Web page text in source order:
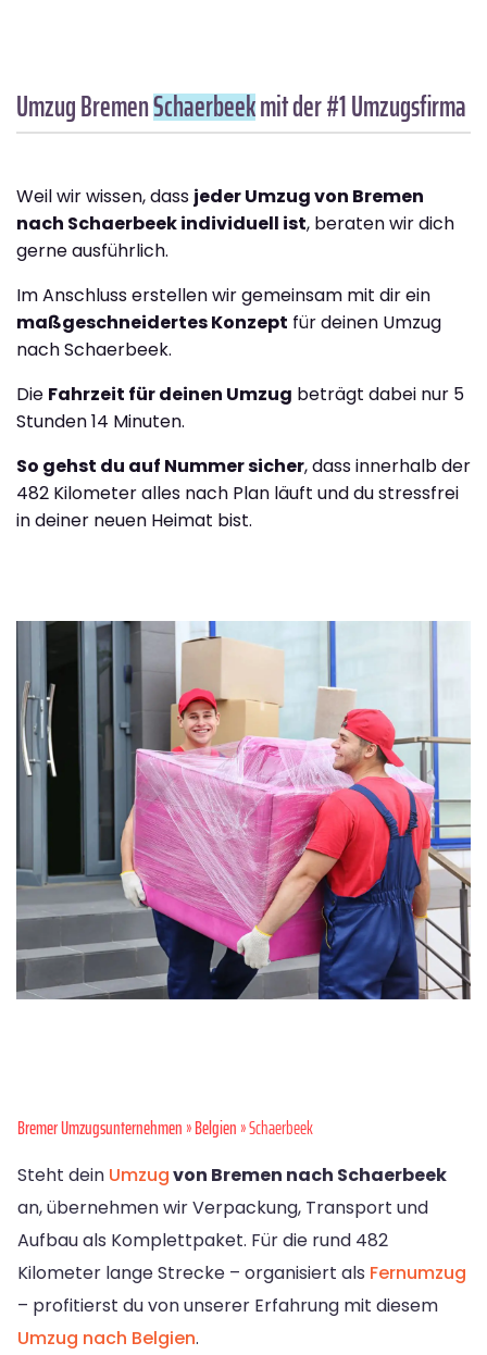
Umzug BremenSchaerbeekmit der #1 Umzugsfirma
Weil wir wissen, dass jeder Umzug von Bremen
nach Schaerbeek individuell ist, beraten wir dich
gerne ausführlich.
Im Anschluss erstellen wir gemeinsam mit dir ein
maßgeschneidertes Konzept für deinen Umzug
nach Schaerbeek.
Die Fahrzeit für deinen Umzug beträgt dabei nur 5
Stunden 14 Minuten.
So gehst du auf Nummer sicher, dass innerhalb der
482 Kilometer alles nach Plan läuft und du stressfrei
in deiner neuen Heimat bist.
Bremer Umzugsunternehmen»Belgien» Schaerbeek
Steht dein Umzugvon Bremen nach Schaerbeek
an, übernehmen wir Verpackung, Transport und
Aufbau als Komplettpaket. Für die rund 482
Kilometer lange Strecke – organisiert als Fernumzug
– profitierst du von unserer Erfahrung mit diesem
Umzug nach Belgien.